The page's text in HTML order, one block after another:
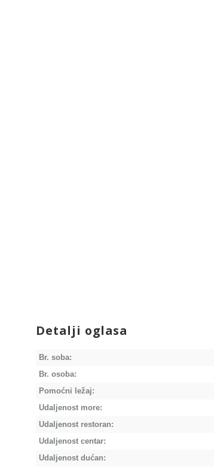
Detalji oglasa
Br. soba:
Br. osoba:
Pomoćni ležaj:
Udaljenost more:
Udaljenost restoran:
Udaljenost centar:
Udaljenost dućan: